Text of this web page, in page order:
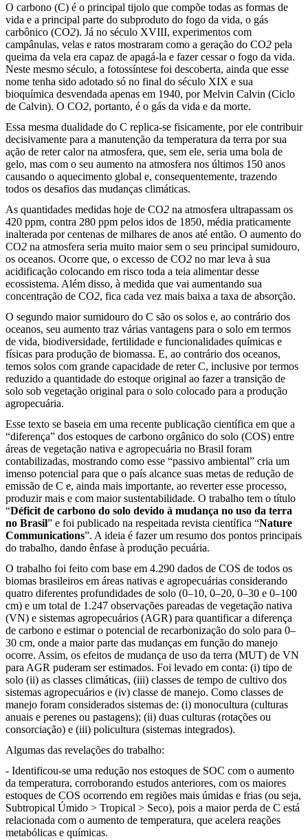
O carbono (C) é o principal tijolo que compõe todas as formas de
vida e a principal parte do subproduto do fogo da vida, o gás
carbônico (CO2). Já no século XVIII, experimentos com
campânulas, velas e ratos mostraram como a geração do CO2 pela
queima da vela era capaz de apagá-la e fazer cessar o fogo da vida.
Neste mesmo século, a fotossíntese foi descoberta, ainda que esse
nome tenha sido adotado só no final do século XIX e sua
bioquímica desvendada apenas em 1940, por Melvin Calvin (Ciclo
de Calvin). O CO2, portanto, é o gás da vida e da morte.
Essa mesma dualidade do C replica-se fisicamente, por ele contribuir
decisivamente para a manutenção da temperatura da terra por sua
ação de reter calor na atmosfera, que, sem ele, seria uma bola de
gelo, mas com o seu aumento na atmosfera nos últimos 150 anos
causando o aquecimento global e, consequentemente, trazendo
todos os desafios das mudanças climáticas.
As quantidades medidas hoje de CO2 na atmosfera ultrapassam os
420 ppm, contra 280 ppm pelos idos de 1850, média praticamente
inalterada por centenas de milhares de anos até então. O aumento do
CO2 na atmosfera seria muito maior sem o seu principal sumidouro,
os oceanos. Ocorre que, o excesso de CO2 no mar leva à sua
acidificação colocando em risco toda a teia alimentar desse
ecossistema. Além disso, à medida que vai aumentando sua
concentração de CO2, fica cada vez mais baixa a taxa de absorção.
O segundo maior sumidouro do C são os solos e, ao contrário dos
oceanos, seu aumento traz várias vantagens para o solo em termos
de vida, biodiversidade, fertilidade e funcionalidades químicas e
físicas para produção de biomassa. E, ao contrário dos oceanos,
temos solos com grande capacidade de reter C, inclusive por termos
reduzido a quantidade do estoque original ao fazer a transição de
solo sob vegetação original para o solo colocado para a produção
agropecuária.
Esse texto se baseia em uma recente publicação científica em que a
“diferença” dos estoques de carbono orgânico do solo (COS) entre
áreas de vegetação nativa e agropecuária no Brasil foram
contabilizadas, mostrando como esse “passivo ambiental” cria um
imenso potencial para que o país alcance suas metas de redução de
emissão de C e, ainda mais importante, ao reverter esse processo,
produzir mais e com maior sustentabilidade. O trabalho tem o título
“Déficit de carbono do solo devido à mudança no uso da terra
no Brasil” e foi publicado na respeitada revista científica “Nature
Communications”. A ideia é fazer um resumo dos pontos principais
do trabalho, dando ênfase à produção pecuária.
O trabalho foi feito com base em 4.290 dados de COS de todos os
biomas brasileiros em áreas nativas e agropecuárias considerando
quatro diferentes profundidades de solo (0–10, 0–20, 0–30 e 0–100
cm) e um total de 1.247 observações pareadas de vegetação nativa
(VN) e sistemas agropecuários (AGR) para quantificar a diferença
de carbono e estimar o potencial de recarbonização do solo para 0–
30 cm, onde a maior parte das mudanças em função do manejo
ocorre. Assim, os efeitos de mudança de uso da terra (MUT) de VN
para AGR puderam ser estimados. Foi levado em conta: (i) tipo de
solo (ii) as classes climáticas, (iii) classes de tempo de cultivo dos
sistemas agropecuários e (iv) classe de manejo. Como classes de
manejo foram considerados sistemas de: (i) monocultura (culturas
anuais e perenes ou pastagens); (ii) duas culturas (rotações ou
consorciação) e (iii) policultura (sistemas integrados).
Algumas das revelações do trabalho:
- Identificou-se uma redução nos estoques de SOC com o aumento
da temperatura, corroborando estudos anteriores, com os maiores
estoques de COS ocorrendo em regiões mais úmidas e frias (ou seja,
Subtropical Úmido > Tropical > Seco), pois a maior perda de C está
relacionada com o aumento de temperatura, que acelera reações
metabólicas e químicas.